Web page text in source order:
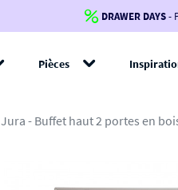
Jusqu'à-
-voir
DRAWER DAYS-
Pièces
Jura - Buffet haut 2 portes en